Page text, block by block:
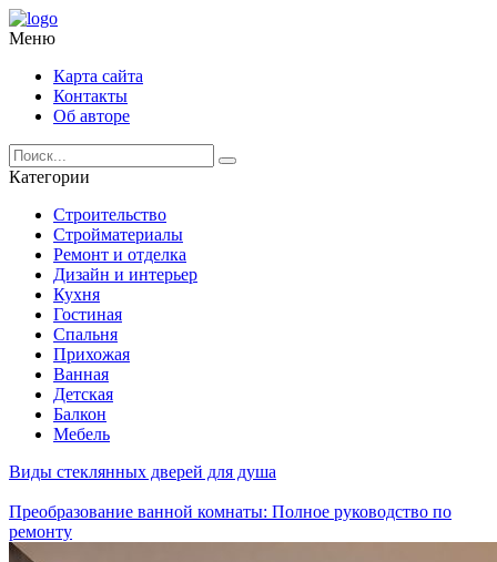
Меню
Карта сайта
Контакты
Об авторе
Категории
Строительство
Стройматериалы
Ремонт и отделка
Дизайн и интерьер
Кухня
Гостиная
Спальня
Прихожая
Ванная
Детская
Балкон
Мебель
Виды стеклянных дверей для душа
Преобразование ванной комнаты: Полное руководство по
ремонту